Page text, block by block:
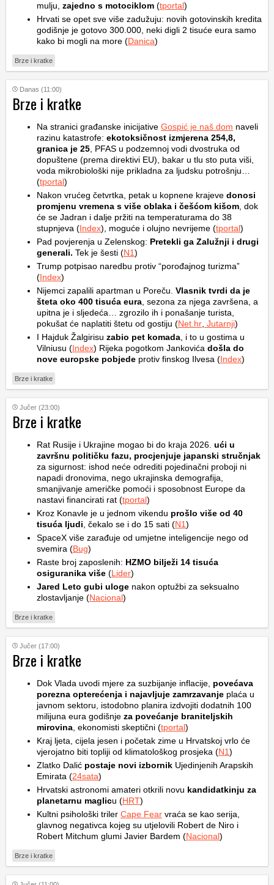
mulju, zajedno s motociklom (tportal)
Hrvati se opet sve više zadužuju: novih gotovinskih kredita
godišnje je gotovo 300.000, neki digli 2 tisuće eura samo
kako bi mogli na more (Danica)
Brze i kratke
Danas (11:00)
Brze i kratke
Na stranici građanske inicijative Gospić je naš dom naveli
razinu katastrofe: ekotoksičnost izmjerena 254,8,
granica je 25 , PFAS u podzemnoj vodi dvostruka od
dopuštene (prema direktivi EU), bakar u tlu sto puta viši,
voda mikrobiološki nije prikladna za ljudsku potrošnju…
(tportal)
Nakon vrućeg četvrtka, petak u kopnene krajeve donosi
promjenu vremena s više oblaka i češćom kišom , dok
će se Jadran i dalje pržiti na temperaturama do 38
stupnjeva (Index), moguće i olujno nevrijeme (tportal)
Pad povjerenja u Zelenskog: Pretekli ga Zalužnji i drugi
generali. Tek je šesti (N1)
Trump potpisao naredbu protiv “porođajnog turizma”
(Index)
Nijemci zapalili apartman u Poreču. Vlasnik tvrdi da je
šteta oko 400 tisuća eura , sezona za njega završena, a
upitna je i sljedeća… zgrozilo ih i ponašanje turista,
pokušat će naplatiti štetu od gostiju (Net.hr Jutarnji)
I Hajduk Žalgirisu zabio pet komada , i to u gostima u
Vilniusu (Index) Rijeka pogotkom Jankovića došla do
nove europske pobjede protiv finskog Ilvesa (Index)
Brze i kratke
Jučer (23:00)
Brze i kratke
Rat Rusije i Ukrajine mogao bi do kraja 2026. ući u
završnu političku fazu, procjenjuje japanski stručnjak
za sigurnost: ishod neće odrediti pojedinačni proboji ni
napadi dronovima, nego ukrajinska demografija,
smanjivanje američke pomoći i sposobnost Europe da
nastavi financirati rat (tportal)
Kroz Konavle je u jednom vikendu prošlo više od 40
tisuća ljudi , čekalo se i do 15 sati (N1)
SpaceX više zarađuje od umjetne inteligencije nego od
svemira (Bug)
Raste broj zaposlenih: HZMO bilježi 14 tisuća
osiguranika više (Lider)
Jared Leto gubi uloge nakon optužbi za seksualno
zlostavljanje (Nacional)
Brze i kratke
Jučer (17:00)
Brze i kratke
Dok Vlada uvodi mjere za suzbijanje inflacije, povećava
porezna opterećenja i najavljuje zamrzavanje plaća u
javnom sektoru, istodobno planira izdvojiti dodatnih 100
milijuna eura godišnje za povećanje braniteljskih
mirovina , ekonomisti skeptični (tportal)
Kraj ljeta, cijela jesen i početak zime u Hrvatskoj vrlo će
vjerojatno biti topliji od klimatološkog prosjeka (N1)
Zlatko Dalić postaje novi izbornik Ujedinjenih Arapskih
Emirata (24sata)
Hrvatski astronomi amateri otkrili novu kandidatkinju za
planetarnu maglicu (HRT)
Kultni psihološki triler Cape Fear vraća se kao serija,
glavnog negativca kojeg su utjelovili Robert de Niro i
Robert Mitchum glumi Javier Bardem (Nacional)
Brze i kratke